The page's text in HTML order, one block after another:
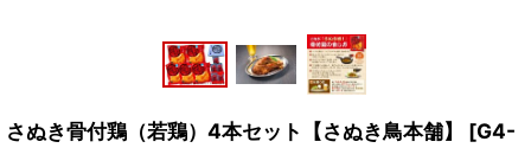
さぬき骨付鶏（若鶏）4本セット【さぬき鳥本舗】 [G4-